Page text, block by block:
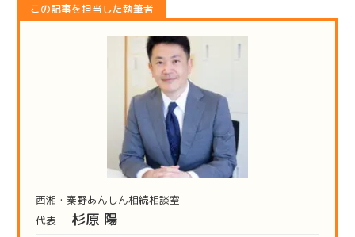
この記事を担当した執筆者
西湘・秦野あんしん相続相談室
代表
杉原 陽